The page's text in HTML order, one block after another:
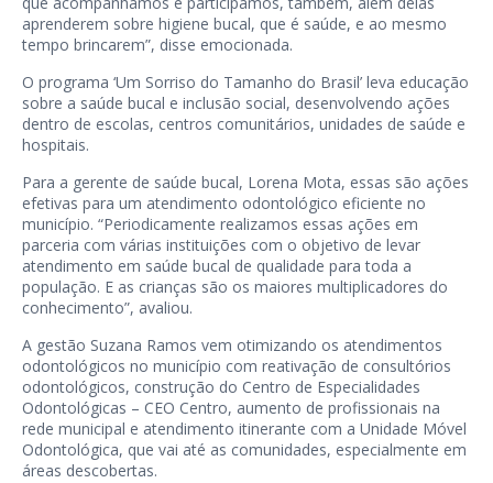
aprenderem sobre higiene bucal, que é saúde, e ao mesmo
tempo brincarem”, disse emocionada.
O programa ‘Um Sorriso do Tamanho do Brasil’ leva educação
sobre a saúde bucal e inclusão social, desenvolvendo ações
dentro de escolas, centros comunitários, unidades de saúde e
hospitais.
Para a gerente de saúde bucal, Lorena Mota, essas são ações
efetivas para um atendimento odontológico eficiente no
município. “Periodicamente realizamos essas ações em
parceria com várias instituições com o objetivo de levar
atendimento em saúde bucal de qualidade para toda a
população. E as crianças são os maiores multiplicadores do
conhecimento”, avaliou.
A gestão Suzana Ramos vem otimizando os atendimentos
odontológicos no município com reativação de consultórios
odontológicos, construção do Centro de Especialidades
Odontológicas – CEO Centro, aumento de profissionais na
rede municipal e atendimento itinerante com a Unidade Móvel
Odontológica, que vai até as comunidades, especialmente em
áreas descobertas.